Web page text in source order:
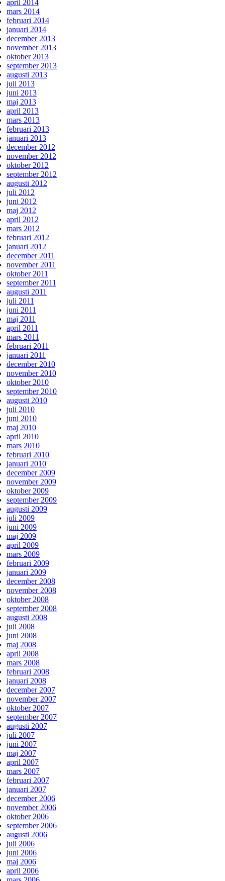
april 2014
mars 2014
februari 2014
januari 2014
december 2013
november 2013
oktober 2013
september 2013
augusti 2013
juli 2013
juni 2013
maj 2013
april 2013
mars 2013
februari 2013
januari 2013
december 2012
november 2012
oktober 2012
september 2012
augusti 2012
juli 2012
juni 2012
maj 2012
april 2012
mars 2012
februari 2012
januari 2012
december 2011
november 2011
oktober 2011
september 2011
augusti 2011
juli 2011
juni 2011
maj 2011
april 2011
mars 2011
februari 2011
januari 2011
december 2010
november 2010
oktober 2010
september 2010
augusti 2010
juli 2010
juni 2010
maj 2010
april 2010
mars 2010
februari 2010
januari 2010
december 2009
november 2009
oktober 2009
september 2009
augusti 2009
juli 2009
juni 2009
maj 2009
april 2009
mars 2009
februari 2009
januari 2009
december 2008
november 2008
oktober 2008
september 2008
augusti 2008
juli 2008
juni 2008
maj 2008
april 2008
mars 2008
februari 2008
januari 2008
december 2007
november 2007
oktober 2007
september 2007
augusti 2007
juli 2007
juni 2007
maj 2007
april 2007
mars 2007
februari 2007
januari 2007
december 2006
november 2006
oktober 2006
september 2006
augusti 2006
juli 2006
juni 2006
maj 2006
april 2006